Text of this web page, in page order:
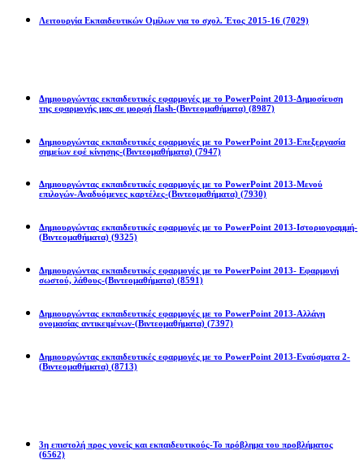
Λειτουργία Εκπαιδευτικών Ομίλων για το σχολ. Έτος 2015-16 (7029)
Δημιουργώντας εκπαιδευτικές εφαρμογές με το PowerPoint 2013-Δημοσίευση
της εφαρμογής μας σε μορφή flash-(Βιντεομαθήματα) (8987)
Δημιουργώντας εκπαιδευτικές εφαρμογές με το PowerPoint 2013-Επεξεργασία
σημείων εφέ κίνησης-(Βιντεομαθήματα) (7947)
Δημιουργώντας εκπαιδευτικές εφαρμογές με το PowerPoint 2013-Μενού
επιλογών-Αναδυόμενες καρτέλες-(Βιντεομαθήματα) (7930)
Δημιουργώντας εκπαιδευτικές εφαρμογές με το PowerPoint 2013-Ιστοριογραμμή-
(Βιντεομαθήματα) (9325)
Δημιουργώντας εκπαιδευτικές εφαρμογές με το PowerPoint 2013- Εφαρμογή
σωστού, λάθους-(Βιντεομαθήματα) (8591)
Δημιουργώντας εκπαιδευτικές εφαρμογές με το PowerPoint 2013-Αλλάγη
ονομασίας αντικειμένων-(Βιντεομαθήματα) (7397)
Δημιουργώντας εκπαιδευτικές εφαρμογές με το PowerPoint 2013-Εναύσματα 2-
(Βιντεομαθήματα) (8713)
3η επιστολή προς γονείς και εκπαιδευτικούς-Το πρόβλημα του προβλήματος
(6562)